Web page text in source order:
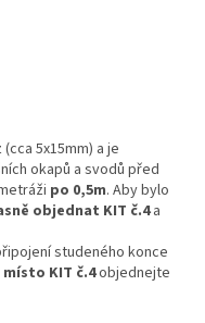
5x15mm) a je
okapů a svodů před
po 0,5m. Aby bylo
objednat KIT č.4a
studeného konce
místo KIT č.4objednejte